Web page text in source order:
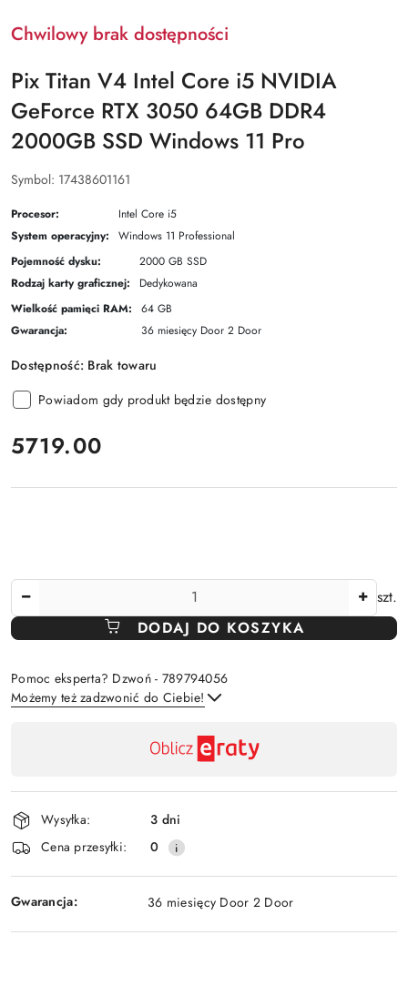
Chwilowy brak dostępności
Pix Titan V4 Intel Core i5 NVIDIA
GeForce RTX 3050 64GB DDR4
2000GB SSD Windows 11 Pro
Symbol: 17438601161
Procesor:
Intel Core i5
System operacyjny:
Windows 11 Professional
Pojemność dysku:
2000 GB SSD
Rodzaj karty graficznej:
Dedykowana
Wielkość pamięci RAM:
64 GB
Gwarancja:
36 miesięcy Door 2 Door
Dostępność: Brak towaru
Powiadom gdy produkt będzie dostępny
cena:
5719.00
szt.
DODAJ DO KOSZYKA
Pomoc eksperta? Dzwoń - 789794056
Możemy też zadzwonić do Ciebie!
płatność
i
dostawa
Wysyłka:
3 dni
Cena przesyłki:
0
Gwarancja: 36 miesięcy Door 2 Door